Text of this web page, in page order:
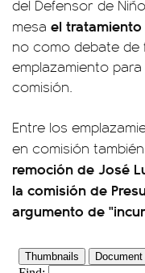
del Defensor de
mesa el tratamiento
no como debate
emplazamiento
comisión.
Entre los
en comisión
remoción de José
la comisión de
argumento de